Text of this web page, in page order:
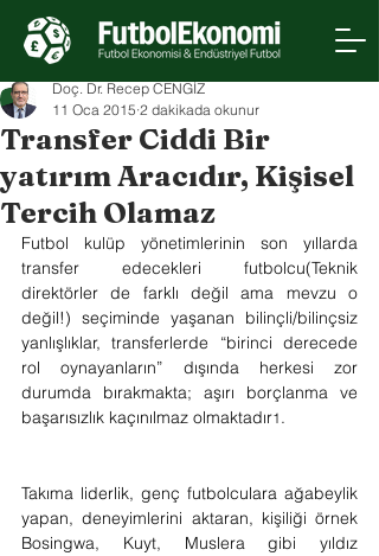
Transfer Ciddi Bir
yatırım Aracıdır, Kişisel
Tercih Olamaz
Doç. Dr. Recep CENGİZ
11 Oca 2015 2 dakikada okunur
Futbol kulüp yönetimlerinin son yıllarda
transfer edecekleri futbolcu(Teknik
direktörler de farklı değil ama mevzu o
değil!) seçiminde yaşanan bilinçli/bilinçsiz
yanlışlıklar, transferlerde “birinci derecede
rol oynayanların” dışında herkesi zor
durumda bırakmakta; aşırı borçlanma ve
başarısızlık kaçınılmaz olmaktadır1 .
Takıma liderlik, genç futbolculara ağabeylik
yapan, deneyimlerini aktaran, kişiliği örnek
Bosingwa, Kuyt, Muslera gibi yıldız